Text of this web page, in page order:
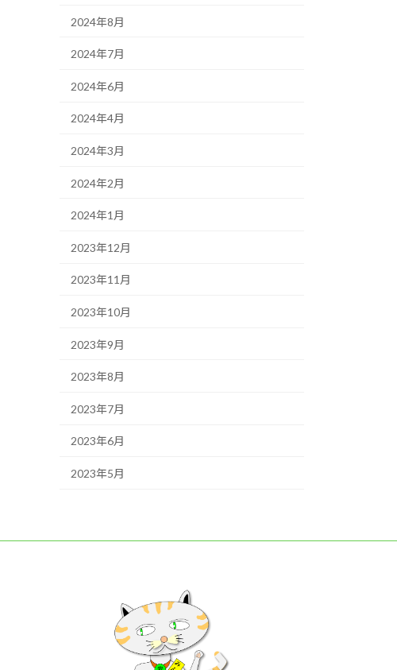
2024年8月
2024年7月
2024年6月
2024年4月
2024年3月
2024年2月
2024年1月
2023年12月
2023年11月
2023年10月
2023年9月
2023年8月
2023年7月
2023年6月
2023年5月